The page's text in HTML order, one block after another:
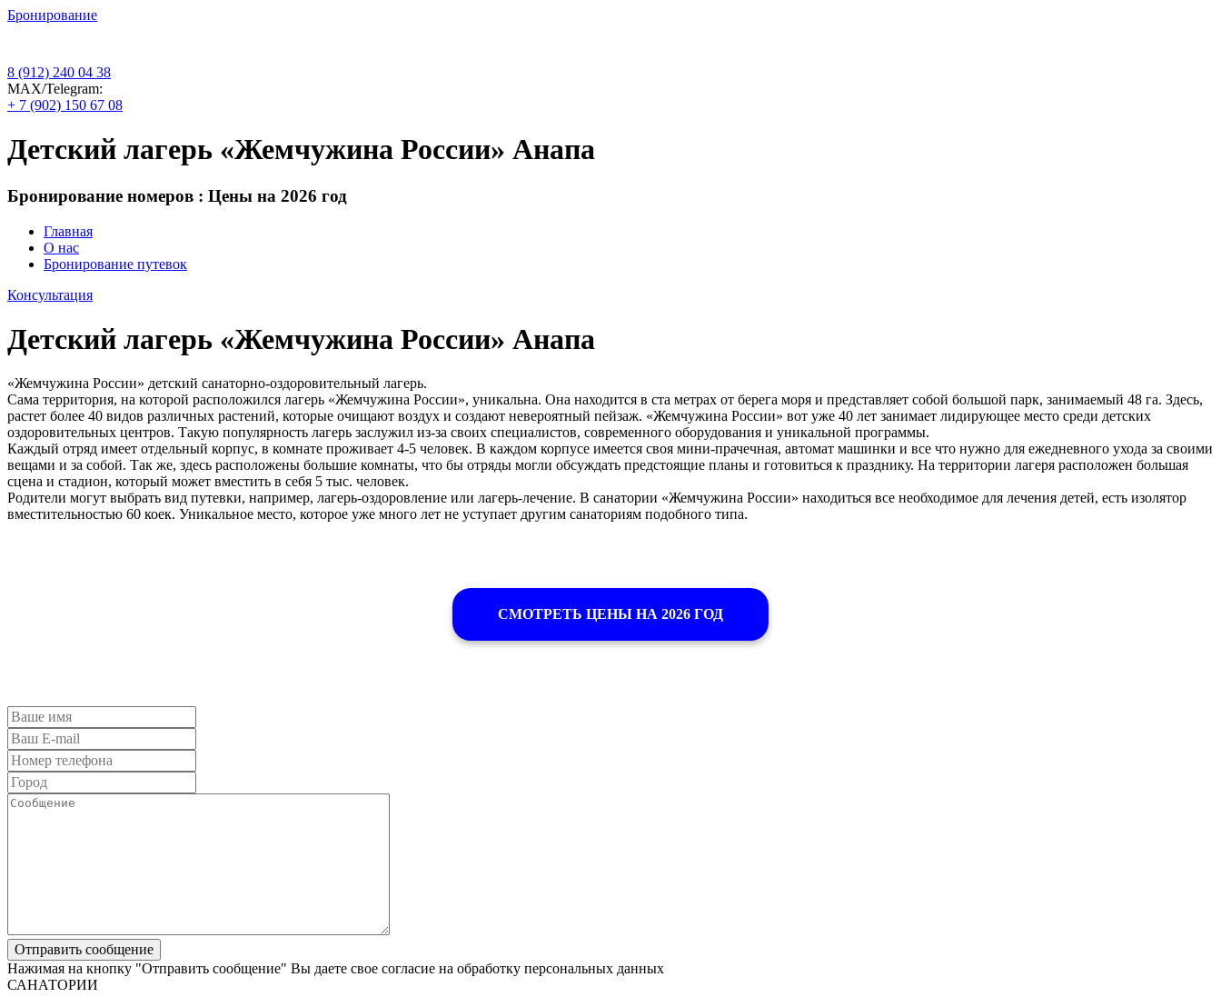
Бронирование
8 (912) 240 04 38
МАХ/Telegram:
+ 7 (902) 150 67 08
Детский лагерь «Жемчужина России» Анапа
Бронирование номеров : Цены на 2026 год
Главная
О нас
Бронирование путевок
Консультация
Детский лагерь «Жемчужина России» Анапа
«Жемчужина России» детский санаторно-оздоровительный лагерь.
Сама территория, на которой расположился лагерь «Жемчужина России», уникальна. Она находится в ста метрах от берега моря и представляет собой большой парк, занимаемый 48 га. Здесь,
растет более 40 видов различных растений, которые очищают воздух и создают невероятный пейзаж. «Жемчужина России» вот уже 40 лет занимает лидирующее место среди детских
оздоровительных центров. Такую популярность лагерь заслужил из-за своих специалистов, современного оборудования и уникальной программы.
Каждый отряд имеет отдельный корпус, в комнате проживает 4-5 человек. В каждом корпусе имеется своя мини-прачечная, автомат машинки и все что нужно для ежедневного ухода за своими
вещами и за собой. Так же, здесь расположены большие комнаты, что бы отряды могли обсуждать предстоящие планы и готовиться к празднику. На территории лагеря расположен большая
сцена и стадион, который может вместить в себя 5 тыс. человек.
Родители могут выбрать вид путевки, например, лагерь-оздоровление или лагерь-лечение. В санатории «Жемчужина России» находиться все необходимое для лечения детей, есть изолятор
вместительностью 60 коек. Уникальное место, которое уже много лет не уступает другим санаториям подобного типа.
СМОТРЕТЬ ЦЕНЫ НА 2026 ГОД
Нажимая на кнопку "Отправить сообщение" Вы даете свое согласие на обработку персональных данных
САНАТОРИИ